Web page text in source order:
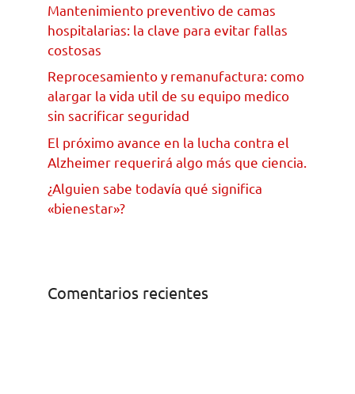
Mantenimiento preventivo de camas
hospitalarias: la clave para evitar fallas
costosas
Reprocesamiento y remanufactura: como
alargar la vida util de su equipo medico
sin sacrificar seguridad
El próximo avance en la lucha contra el
Alzheimer requerirá algo más que ciencia.
¿Alguien sabe todavía qué significa
«bienestar»?
Comentarios recientes